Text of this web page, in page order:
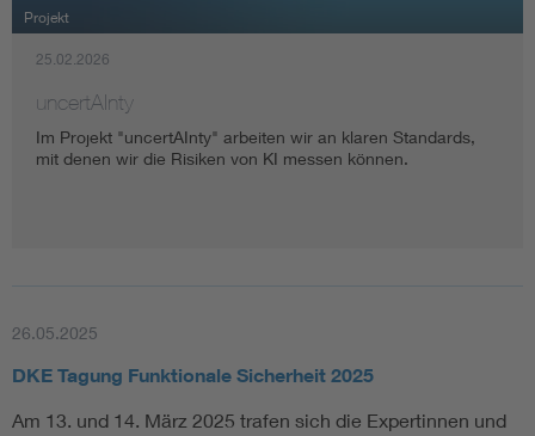
Electromobility
Energy efficiency
Projekt
25.02.2026
uncertAInty
Im Projekt "uncertAInty" arbeiten wir an klaren Standards,
mit denen wir die Risiken von KI messen können.
26.05.2025
DKE Tagung Funktionale Sicherheit 2025
Am 13. und 14. März 2025 trafen sich die Expertinnen und